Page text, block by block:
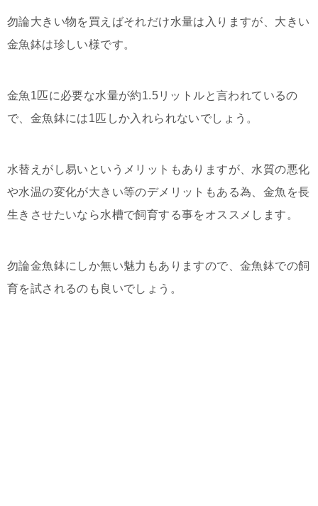
勿論大きい物を買えばそれだけ水量は入りますが、大きい
金魚鉢は珍しい様です。
金魚1匹に必要な水量が約1.5リットルと言われているの
で、金魚鉢には1匹しか入れられないでしょう。
水替えがし易いというメリットもありますが、水質の悪化
や水温の変化が大きい等のデメリットもある為、金魚を長
生きさせたいなら水槽で飼育する事をオススメします。
勿論金魚鉢にしか無い魅力もありますので、金魚鉢での飼
育を試されるのも良いでしょう。